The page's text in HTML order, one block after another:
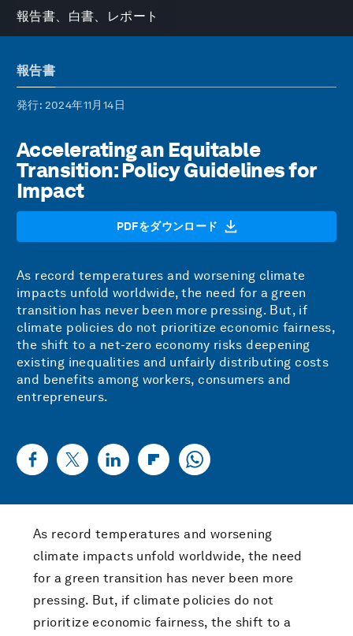
報告書、白書、レポート
報告書
発行: 2024年11月14日
Accelerating an Equitable
Transition: Policy Guidelines for
Impact
PDFをダウンロード
As record temperatures and worsening climate
impacts unfold worldwide, the need for a green
transition has never been more pressing. But, if
climate policies do not prioritize economic fairness,
the shift to a net-zero economy risks deepening
existing inequalities and unfairly distributing costs
and benefits among workers, consumers and
entrepreneurs.
As record temperatures and worsening
climate impacts unfold worldwide, the need
for a green transition has never been more
pressing. But, if climate policies do not
prioritize economic fairness, the shift to a